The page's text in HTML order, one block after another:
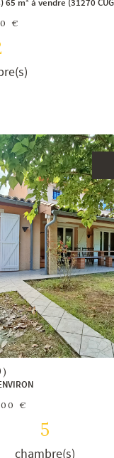
m² à vendre (31270
€
voir le
bien
€
5
chambre(s)